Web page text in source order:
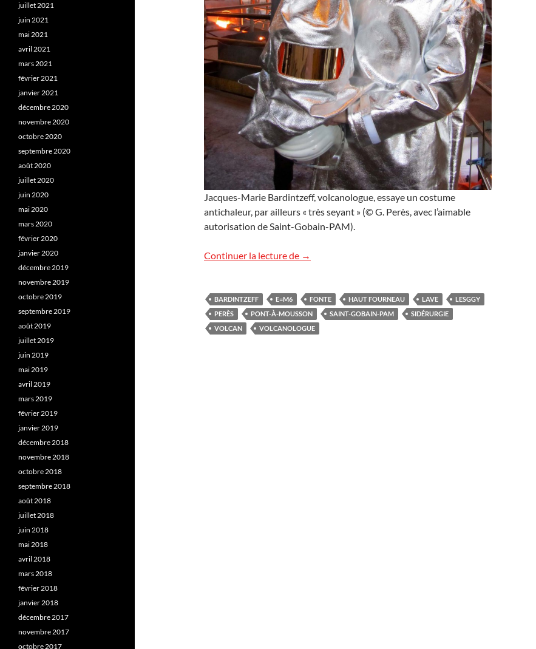
Jacques-Marie Bardintzeff, volcanologue, essaye un costume
antichaleur, par ailleurs « très seyant » (© G. Perès, avec l’aimable
autorisation de Saint-Gobain-PAM).
Continuer la lecture de Un volcan à Pont-à-Mousson ?
→
BARDINTZEFF E=M6 FONTE HAUT FOURNEAU LAVE
LESGGY
PERÈS
PONT-À-MOUSSON SAINT-GOBAIN-PAM
SIDÉRURGIE
VOLCAN
VOLCANOLOGUE
juillet 2021
juin 2021
mai 2021
avril 2021
mars 2021
février 2021
janvier 2021
décembre 2020
novembre 2020
octobre 2020
septembre 2020
août 2020
juillet 2020
juin 2020
mai 2020
mars 2020
février 2020
janvier 2020
décembre 2019
novembre 2019
octobre 2019
septembre 2019
août 2019
juillet 2019
juin 2019
mai 2019
avril 2019
mars 2019
février 2019
janvier 2019
décembre 2018
novembre 2018
octobre 2018
septembre 2018
août 2018
juillet 2018
juin 2018
mai 2018
avril 2018
mars 2018
février 2018
janvier 2018
décembre 2017
novembre 2017
octobre 2017